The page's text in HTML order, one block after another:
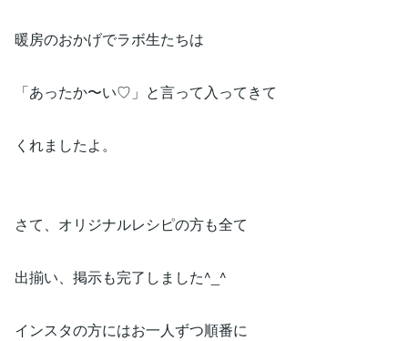
暖房のおかげでラボ生たちは
「あったか〜い♡」と言って入ってきて
くれましたよ。
さて、オリジナルレシピの方も全て
出揃い、掲示も完了しました^_^
インスタの方にはお一人ずつ順番に